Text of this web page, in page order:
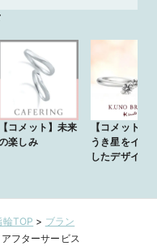
【コメット】未来
楽しみ
【コメットⅡ
うき星をイメ
したデザイン
輪TOP > ブラン
アフターサービス